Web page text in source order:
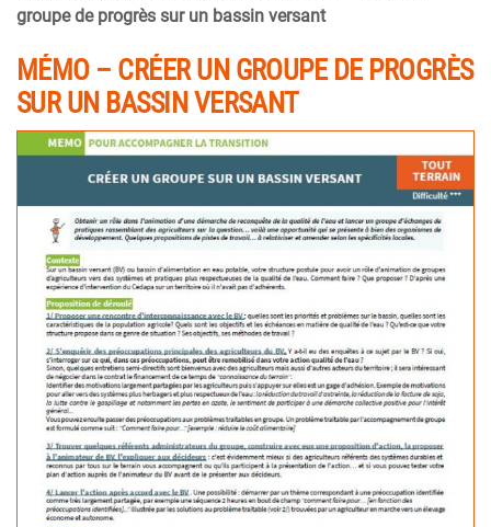
groupe de progrès sur un bassin versant
MÉMO – CRÉER UN GROUPE DE PROGRÈS
SUR UN BASSIN VERSANT